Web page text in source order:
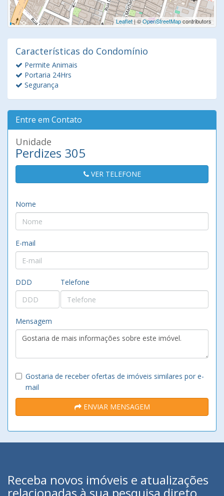
Leaflet| ©OpenStreetMapcontributors
Características do Condomínio
Permite Animais
Portaria 24Hrs
Segurança
Entre em Contato
Unidade
Perdizes 305
VER TELEFONE
Nome
E-mail
DDD Telefone
Mensagem
Gostaria de receber ofertas de imóveis similares por e-
mail
ENVIAR MENSAGEM
Receba novos imóveis e atualizações